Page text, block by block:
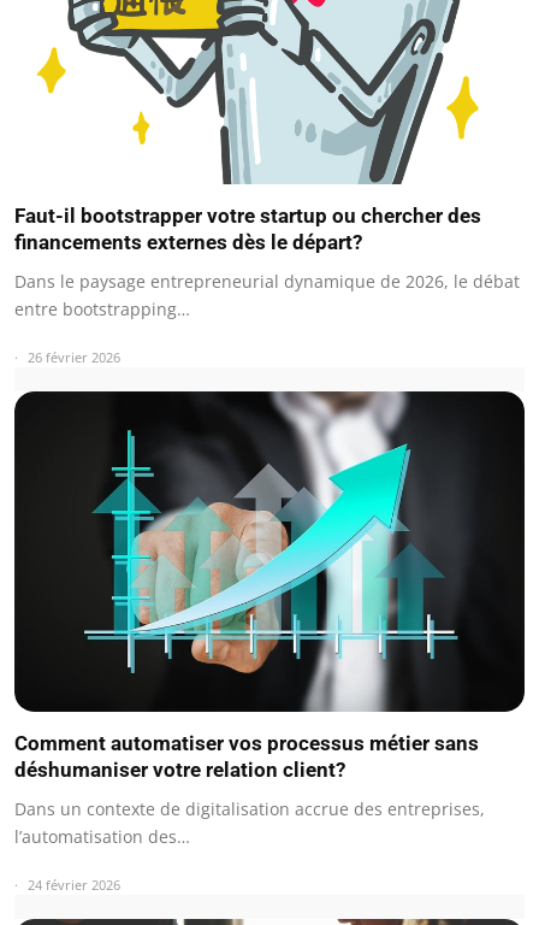
Faut-il bootstrapper votre startup ou chercher des
financements externes dès le départ?
Dans le paysage entrepreneurial dynamique de 2026, le débat
entre bootstrapping…
26 février 2026
Comment automatiser vos processus métier sans
déshumaniser votre relation client?
Dans un contexte de digitalisation accrue des entreprises,
l’automatisation des…
24 février 2026